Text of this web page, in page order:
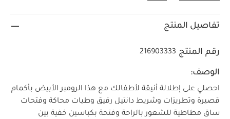
تفاصيل المنتج
رقم المنتج 216903333
الوصف:
احصلي على إطلالة أنيقة لأطفالك مع هذا الرومبر الأبيض بأكمام
قصيرة وتطريزات وشريط دانتيل رقيق وطيات محاكة وفتحات
ساق مطاطية للشعور بالراحة وفتحة بكباسين خفية بين